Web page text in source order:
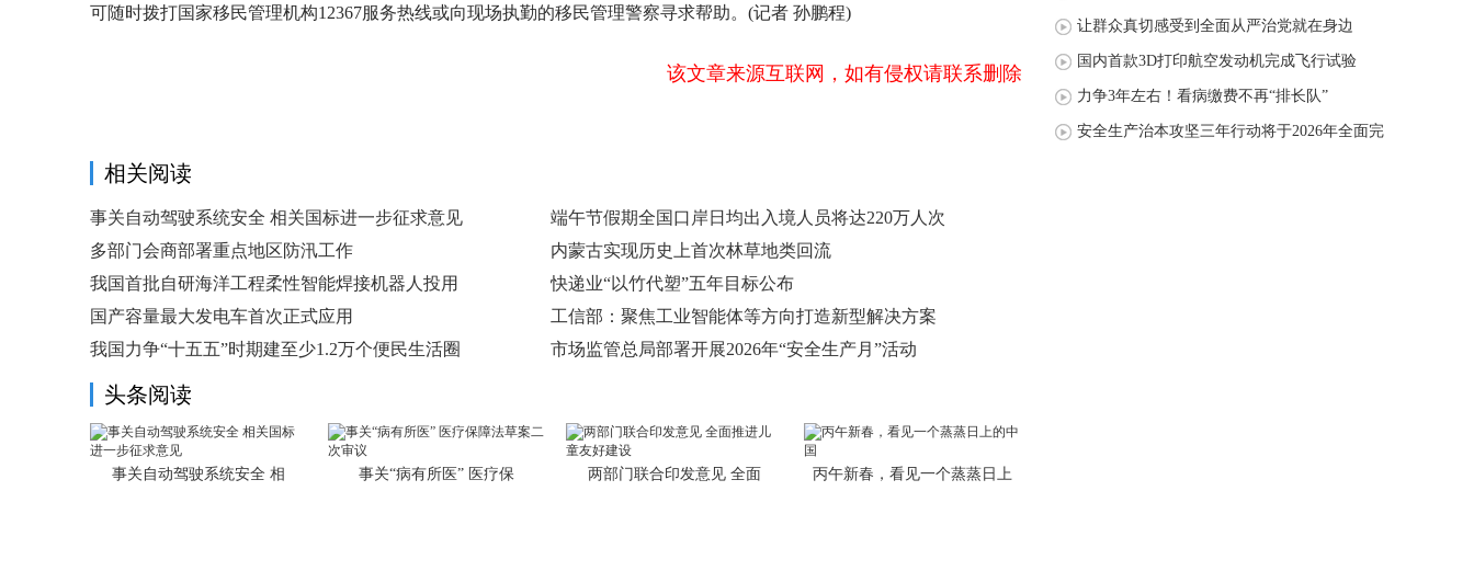
可随时拨打国家移民管理机构12367服务热线或向现场执勤的移民管理警察寻求帮助。(记者 孙鹏程)
该文章来源互联网，如有侵权请联系删除
相关阅读
事关自动驾驶系统安全 相关国标进一步征求意见
端午节假期全国口岸日均出入境人员将达220万人次
多部门会商部署重点地区防汛工作
内蒙古实现历史上首次林草地类回流
我国首批自研海洋工程柔性智能焊接机器人投用
快递业“以竹代塑”五年目标公布
国产容量最大发电车首次正式应用
工信部：聚焦工业智能体等方向打造新型解决方案
我国力争“十五五”时期建至少1.2万个便民生活圈
市场监管总局部署开展2026年“安全生产月”活动
头条阅读
事关自动驾驶系统安全 相 事关“病有所医” 医疗保 两部门联合印发意见 全面 丙午新春，看见一个蒸蒸日上
让群众真切感受到全面从严治党就在身边
国内首款3D打印航空发动机完成飞行试验
力争3年左右！看病缴费不再“排长队”
安全生产治本攻坚三年行动将于2026年全面完